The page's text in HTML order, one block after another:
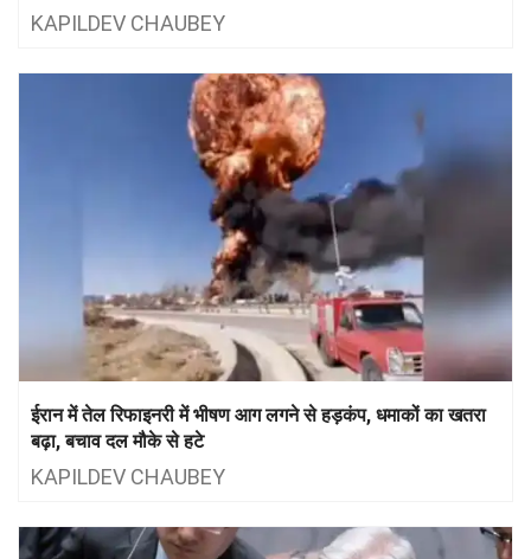
KAPILDEV CHAUBEY
ईरान में तेल रिफाइनरी में भीषण आग लगने से हड़कंप, धमाकों का खतरा
बढ़ा, बचाव दल मौके से हटे
KAPILDEV CHAUBEY